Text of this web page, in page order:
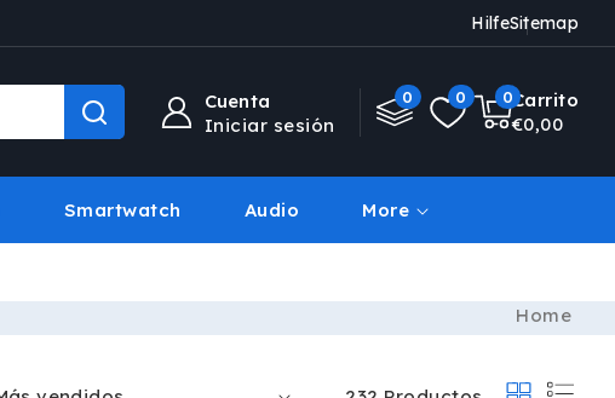
HilfeSitemap
Cuenta
Iniciar sesión
0 0
Carrito
€0,00
0
0
artículos
Smartwatch Audio More
Home